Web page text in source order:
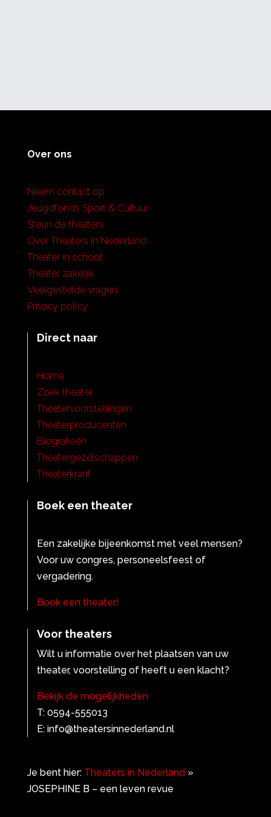
Over ons
Neem contact op
Jeugdfonds Sport & Cultuur
Steun de theaters
Over Theaters in Nederland
Theater in school
Theater zakelijk
Veelgestelde vragen
Privacy policy
Direct naar
Home
Zoek theater
Theatervoorstellingen
Theaterproducenten
Biografieën
Theatergezelschappen
Theaterkrant
Boek een theater
Een zakelijke bijeenkomst met veel mensen?
Voor uw congres, personeelsfeest of
vergadering.
Boek een theater!
Voor theaters
Wilt u informatie over het plaatsen van uw
theater, voorstelling of heeft u een klacht?
Bekijk de mogelijkheden
T: 0594-555013
E: info@theatersinnederland.nl
Je bent hier: Theaters in Nederland»
JOSEPHINE B – een leven revue